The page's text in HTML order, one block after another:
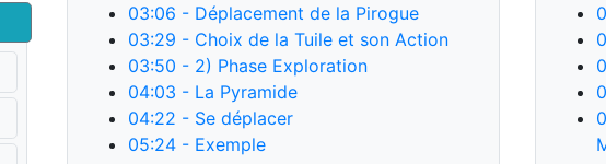
03:06 - Déplacement de la Pirogue
03:29 - Choix de la Tuile et son Action
03:50 - 2) Phase Exploration
04:03 - La Pyramide
04:22 - Se déplacer
05:24 - Exemple